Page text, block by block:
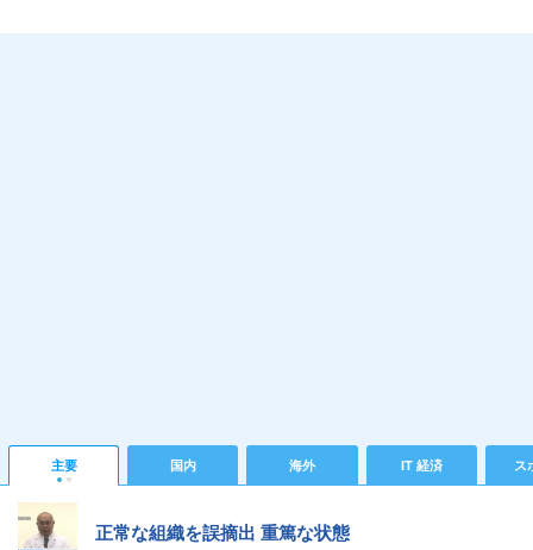
主要 国内 海外 IT 経済 ス
正常な組織を誤摘出 重篤な状態